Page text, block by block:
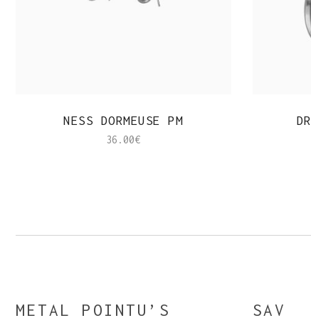
NESS DORMEUSE PM
36.00€
METAL POINTU’S SAV